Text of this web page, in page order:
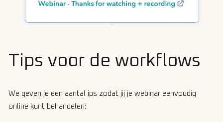
Tips voor de workflows
We geven je een aantal ips zodat jij je webinar eenvoudig
online kunt behandelen: